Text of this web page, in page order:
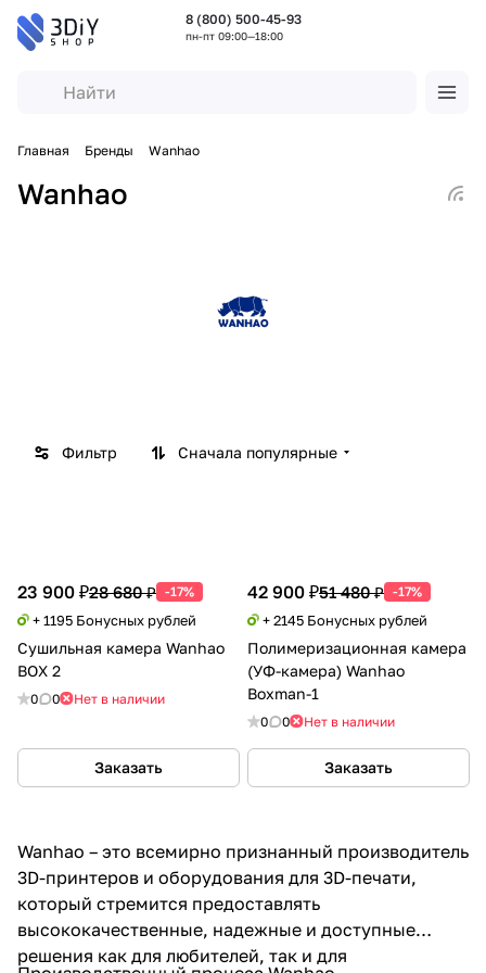
8 (800) 500-45-93
пн-пт 09:00—18:00
Главная Бренды Wanhao
Wanhao
Фильтр Сначала популярные
23 900 ₽28 680 ₽ -17%
+ 1195 Бонусных рублей
Сушильная камера Wanhao
BOX 2
0 0 Нет в наличии
Заказать
42 900 ₽51 480 ₽ -17%
+ 2145 Бонусных рублей
Полимеризационная камера
(УФ-камера) Wanhao
Boxman-1
0 0 Нет в наличии
Заказать
Wanhao – это всемирно признанный производитель
3D-принтеров и оборудования для 3D-печати,
который стремится предоставлять
высококачественные, надежные и доступные
решения как для любителей, так и для